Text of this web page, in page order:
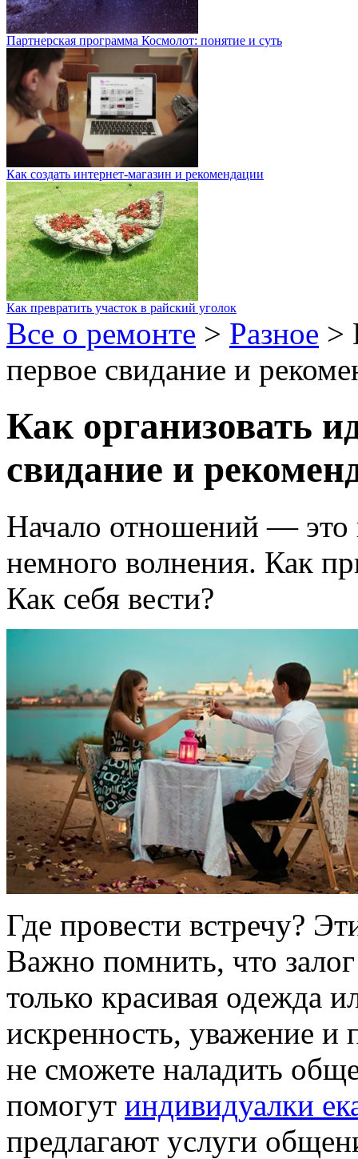
Партнерская программа Космолот: понятие и суть
Как создать интернет-магазин и рекомендации
Как превратить участок в райский уголок
Все о ремонте > Разное >
первое свидание и
Как организовать
свидание и
Начало отношений — это
немного волнения. Как
Как себя вести?
Где провести встречу?
Важно помнить, что
только красивая одежда
искренность, уважение и
не сможете наладить
помогут индивидуалки
предлагают услуги